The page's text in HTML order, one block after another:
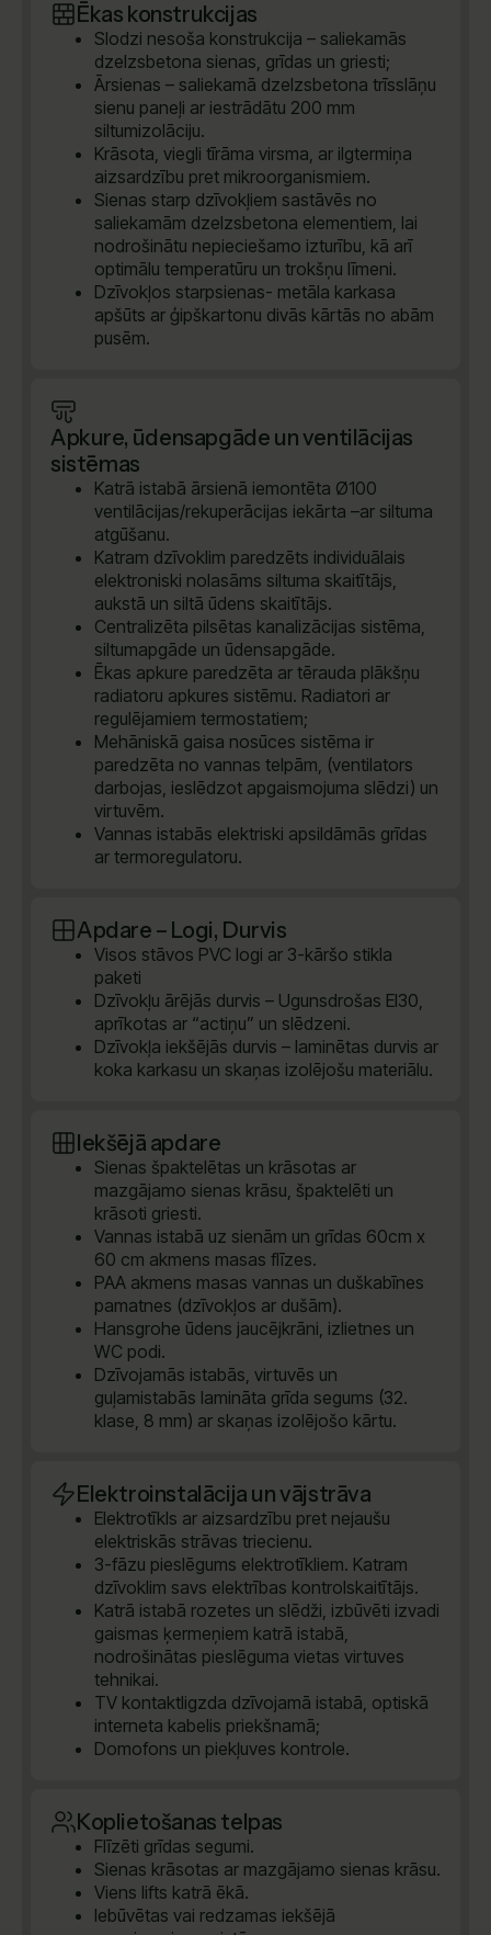
Ēkas konstrukcijas
Slodzi nesoša konstrukcija – saliekamās
dzelzsbetona sienas, grīdas un griesti;
Ārsienas – saliekamā dzelzsbetona trīsslāņu
sienu paneļi ar iestrādātu 200 mm
siltumizolāciju.
Krāsota, viegli tīrāma virsma, ar ilgtermiņa
aizsardzību pret mikroorganismiem.
Sienas starp dzīvokļiem sastāvēs no
saliekamām dzelzsbetona elementiem, lai
nodrošinātu nepieciešamo izturību, kā arī
optimālu temperatūru un trokšņu līmeni.
Dzīvokļos starpsienas- metāla karkasa
apšūts ar ģipškartonu divās kārtās no abām
pusēm.
Apkure, ūdensapgāde un ventilācijas
sistēmas
Katrā istabā ārsienā iemontēta Ø100
ventilācijas/rekuperācijas iekārta –ar siltuma
atgūšanu.
Katram dzīvoklim paredzēts individuālais
elektroniski nolasāms siltuma skaitītājs,
aukstā un siltā ūdens skaitītājs.
Centralizēta pilsētas kanalizācijas sistēma,
siltumapgāde un ūdensapgāde.
Ēkas apkure paredzēta ar tērauda plākšņu
radiatoru apkures sistēmu. Radiatori ar
regulējamiem termostatiem;
Mehāniskā gaisa nosūces sistēma ir
paredzēta no vannas telpām, (ventilators
darbojas, ieslēdzot apgaismojuma slēdzi) un
virtuvēm.
Vannas istabās elektriski apsildāmās grīdas
ar termoregulatoru.
Apdare – Logi, Durvis
Visos stāvos PVC logi ar 3-kāršo stikla
paketi
Dzīvokļu ārējās durvis – Ugunsdrošas EI30,
aprīkotas ar “actiņu” un slēdzeni.
Dzīvokļa iekšējās durvis – laminētas durvis ar
koka karkasu un skaņas izolējošu materiālu.
Iekšējā apdare
Sienas špaktelētas un krāsotas ar
mazgājamo sienas krāsu, špaktelēti un
krāsoti griesti.
Vannas istabā uz sienām un grīdas 60cm x
60 cm akmens masas flīzes.
PAA akmens masas vannas un duškabīnes
pamatnes (dzīvokļos ar dušām).
Hansgrohe ūdens jaucējkrāni, izlietnes un
WC podi.
Dzīvojamās istabās, virtuvēs un
guļamistabās lamināta grīda segums (32.
klase, 8 mm) ar skaņas izolējošo kārtu.
Elektroinstalācija un vājstrāva
Elektrotīkls ar aizsardzību pret nejaušu
elektriskās strāvas triecienu.
3-fāzu pieslēgums elektrotīkliem. Katram
dzīvoklim savs elektrības kontrolskaitītājs.
Katrā istabā rozetes un slēdži, izbūvēti izvadi
gaismas ķermeņiem katrā istabā,
nodrošinātas pieslēguma vietas virtuves
tehnikai.
TV kontaktligzda dzīvojamā istabā, optiskā
interneta kabelis priekšnamā;
Domofons un piekļuves kontrole.
Koplietošanas telpas
Flīzēti grīdas segumi.
Sienas krāsotas ar mazgājamo sienas krāsu.
Viens lifts katrā ēkā.
Iebūvētas vai redzamas iekšējā